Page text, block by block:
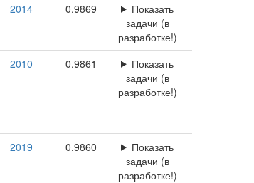
2014 0.9869
Показать
задачи (в
разработке!)
2010 0.9861
Показать
задачи (в
разработке!)
2019 0.9860
Показать
задачи (в
разработке!)